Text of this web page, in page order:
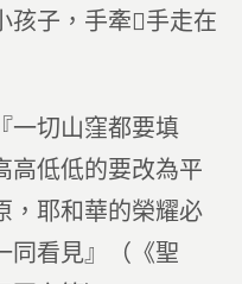
孩子，手牽手走在
一切山窪都要填
高低低的要改為平
，耶和華的榮耀必
同看見』（《聖